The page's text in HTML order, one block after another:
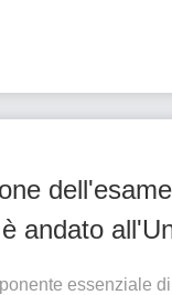
andato
essenziale